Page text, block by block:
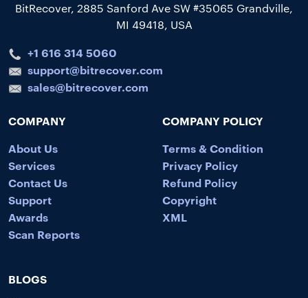
BitRecover, 2885 Sanford Ave SW #35065 Grandville,
MI 49418, USA
+1 616 314 5060
support@bitrecover.com
sales@bitrecover.com
COMPANY
About Us
Services
Contact Us
Support
Awards
Scan Reports
COMPANY POLICY
Terms & Condition
Privacy Policy
Refund Policy
Copyright
XML
BLOGS